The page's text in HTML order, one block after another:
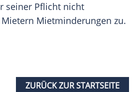
seiner Pflicht nicht
Mietminderungen zu.
ZURÜCK ZUR STARTSEITE